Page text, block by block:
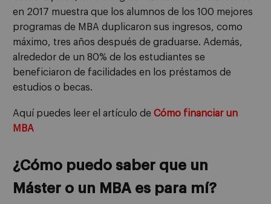
en 2017 muestra que los alumnos de los 100 mejores
programas de MBA duplicaron sus ingresos, como
máximo, tres años después de graduarse. Además,
alrededor de un 80% de los estudiantes se
beneficiaron de facilidades en los préstamos de
estudios o becas.
Aquí puedes leer el artículo de Cómo financiar un
MBA
¿Cómo puedo saber que un
Máster o un MBA es para mí?